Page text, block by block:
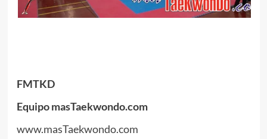
FMTKD
Equipo masTaekwondo.com
www.masTaekwondo.com